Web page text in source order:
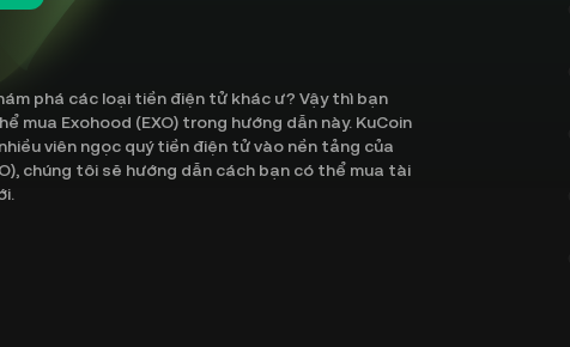
phá các loại tiền điện tử khác ư? Vậy thì bạn
mua Exohood (EXO) trong hướng dẫn này. KuCoin
viên ngọc quý tiền điện tử vào nền tảng của
chúng tôi sẽ hướng dẫn cách bạn có thể mua tài